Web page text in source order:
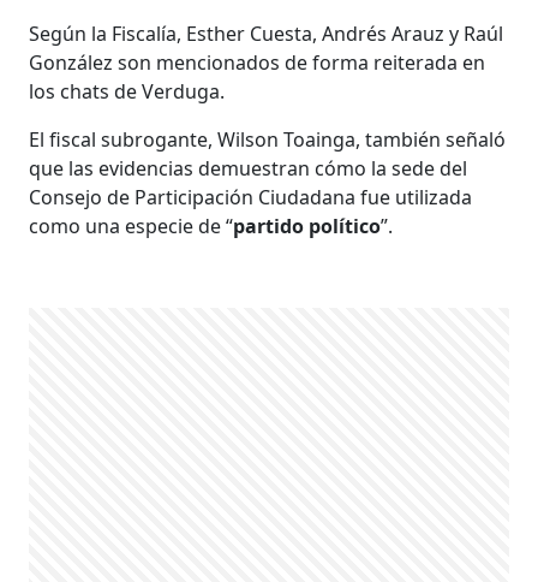
Según la Fiscalía, Esther Cuesta, Andrés Arauz y Raúl
González son mencionados de forma reiterada en
los chats de Verduga.
El fiscal subrogante, Wilson Toainga, también señaló
que las evidencias demuestran cómo la sede del
Consejo de Participación Ciudadana fue utilizada
como una especie de “partido político”.